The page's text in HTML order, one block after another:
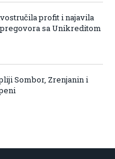
profit i najavila
sa Unikreditom
Sombor, Zrenjanin i